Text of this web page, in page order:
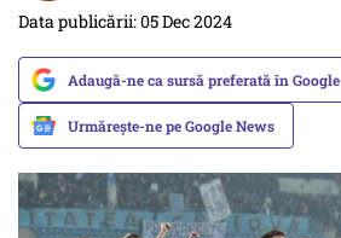
Data publicării: 05 Dec 2024
Adaugă-ne ca sursă preferată în Google
Urmărește-ne pe Google News